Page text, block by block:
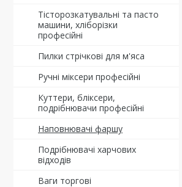
Тісторозкатувальні та пасто
машини, хліборізки
професійні
Пилки стрічкові для м'яса
Ручні міксери професійні
Куттери, бліксери,
подрібнювачи професійні
Наповнювачі фаршу
Подрібнювачі харчових
відходів
Ваги торгові